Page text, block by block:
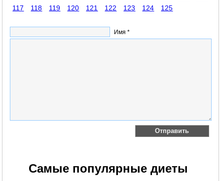
117
118 119 120 121 122 123 124 125
Имя *
Самые популярные диеты